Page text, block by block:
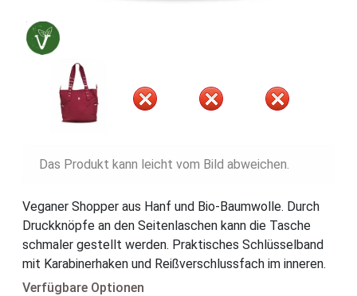
Das Produkt kann leicht vom Bild abweichen.
Veganer Shopper aus Hanf und Bio-Baumwolle. Durch
Druckknöpfe an den Seitenlaschen kann die Tasche
schmaler gestellt werden. Praktisches Schlüsselband
mit Karabinerhaken und Reißverschlussfach im inneren.
Verfügbare Optionen